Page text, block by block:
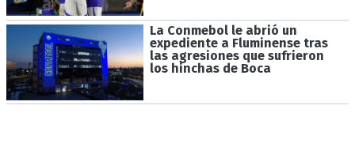
La Conmebol le abrió un
expediente a Fluminense tras
las agresiones que sufrieron
los hinchas de Boca